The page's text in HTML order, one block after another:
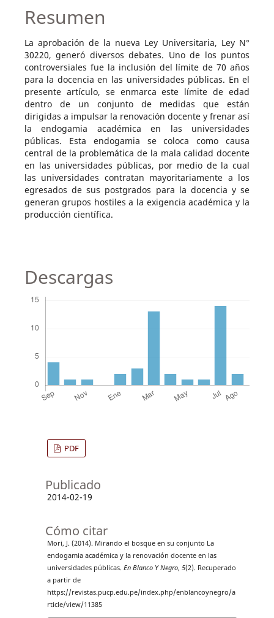
Resumen
La aprobación de la nueva Ley Universitaria, Ley N°
30220, generó diversos debates. Uno de los puntos
controversiales fue la inclusión del límite de 70 años
para la docencia en las universidades públicas. En el
presente artículo, se enmarca este límite de edad
dentro de un conjunto de medidas que están
dirigidas a impulsar la renovación docente y frenar así
la endogamia académica en las universidades
públicas. Esta endogamia se coloca como causa
central de la problemática de la mala calidad docente
en las universidades públicas, por medio de la cual
las universidades contratan mayoritariamente a los
egresados de sus postgrados para la docencia y se
generan grupos hostiles a la exigencia académica y la
producción científica.
Descargas
PDF
Publicado
2014-02-19
Cómo citar
Mori, J. (2014). Mirando el bosque en su conjunto La
endogamia académica y la renovación docente en las
universidades públicas. En Blanco Y Negro, 5(2). Recuperado
a partir de
https://revistas.pucp.edu.pe/index.php/enblancoynegro/a
rticle/view/11385